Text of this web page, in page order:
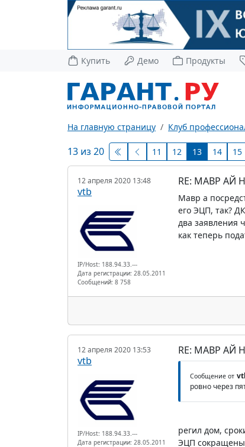
Купить Демо Продукты
На главную страницу Клуб
13 из 20 11 12 13 14 15
12 апреля 2020 13:48
vtb
IP/Host: 188.94.33.---
Дата регистрации: 28.05.2011
Сообщений: 8 758
RE: МАВР АЙ
Мавр а
его ЭЦП, так?
два заявления
как теперь
12 апреля 2020 13:53
vtb
IP/Host: 188.94.33.---
Дата регистрации: 28.05.2011
RE: МАВР АЙ
Сообщение от
ровно через
регил дом,
ЭЦП сокращены